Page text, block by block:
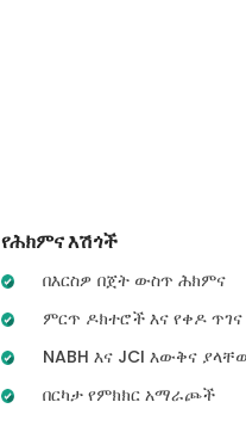
የሕክምና እሽጎች
በእርስዎ በጀት ውስጥ ሕክምና
ምርጥ ዶክተሮች እና የቀዶ
NABH እና JCI እውቅና
በርካታ የምክክር አማራጮች